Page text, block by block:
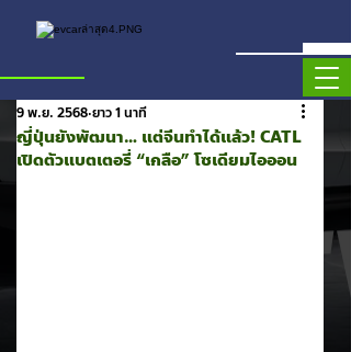
ญี่ปุ่นยังพัฒนา… แต่จีนทำได้แล้ว! CATL
เปิดตัวแบตเตอรี่ “เกลือ” โซเดียมไอออน
9 พ.ย. 2568 ยาว 1 นาที